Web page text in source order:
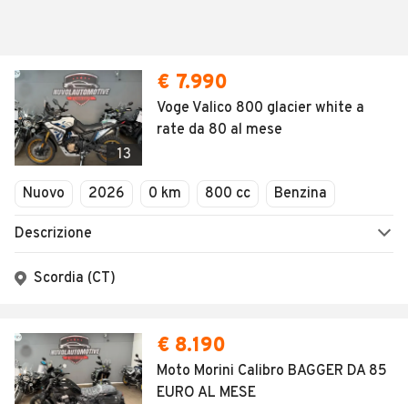
13
€ 7.990
Voge Valico 800 glacier white a
rate da 80 al mese
Nuovo 2026 0 km 800 cc Benzina
Descrizione
Scordia (CT)
€ 8.190
Moto Morini Calibro BAGGER DA 85
EURO AL MESE